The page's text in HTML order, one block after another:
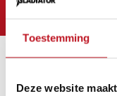
Toestemming
Deze website